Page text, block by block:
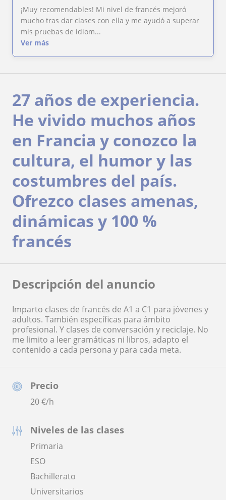
¡Muy recomendables! Mi nivel de francés mejoró
mucho tras dar clases con ella y me ayudó a superar
mis pruebas de idiom...
Ver más
Precio
20€/h
Niveles de las clases
Primaria
ESO
Bachillerato
Universitarios
27 años de experiencia.
He vivido muchos años
en Francia y conozco la
cultura, el humor y las
costumbres del país.
Ofrezco clases amenas,
dinámicas y 100 %
francés
Descripción del anuncio
Imparto clases de francés de A1 a C1 para jóvenes y
adultos. También específicas para ámbito
profesional. Y clases de conversación y reciclaje. No
me limito a leer gramáticas ni libros, adapto el
contenido a cada persona y para cada meta.